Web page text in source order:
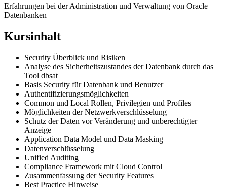
Erfahrungen bei der Administration und Verwaltung von Oracle
Datenbanken
Kursinhalt
Security Überblick und Risiken
Analyse des Sicherheitszustandes der Datenbank durch das
Tool dbsat
Basis Security für Datenbank und Benutzer
Authentifizierungsmöglichkeiten
Common und Local Rollen, Privilegien und Profiles
Möglichkeiten der Netzwerkverschlüsselung
Schutz der Daten vor Veränderung und unberechtigter
Anzeige
Application Data Model und Data Masking
Datenverschlüsselung
Unified Auditing
Compliance Framework mit Cloud Control
Zusammenfassung der Security Features
Best Practice Hinweise